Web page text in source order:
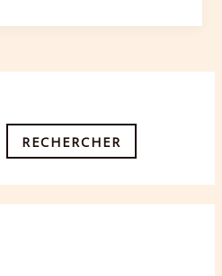
RECHERCHER